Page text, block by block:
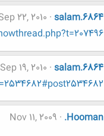
salam.6864
22, 2010
salam.6864
Sep 19, 2010
.Hooman
Nov 11, 2009